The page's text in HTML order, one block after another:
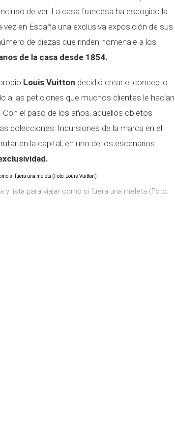
de ver. La casa francesa ha escogido la
vez en España una exclusiva exposición de sus
de piezas que rinden homenaje a los
de la casa desde 1854.
Louis Vuitton decidió crear el concepto
a las peticiones que muchos clientes le hacían
Con el paso de los años, aquellos objetos
colecciones. Incursiones de la marca en el
en la capital, en uno de los escenarios
lista para viajar como si fuera una meleta (Foto: